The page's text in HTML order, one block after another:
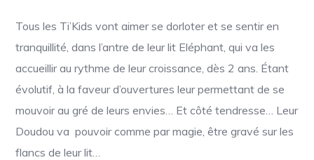
de
prix :
à
Tous les Ti’Kids vont aimer se dorloter et se sentir en
tranquillité, dans l’antre de leur lit Eléphant, qui va les
accueillir au rythme de leur croissance, dès 2 ans. Étant
évolutif, à la faveur d’ouvertures leur permettant de se
mouvoir au gré de leurs envies… Et côté tendresse… Leur
Doudou va pouvoir comme par magie, être gravé sur les
flancs de leur lit…